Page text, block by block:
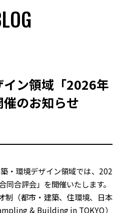
ン領域「2026年
のお知らせ
・環境デザイン領域では、202
合評会」を開催いたします。
制（都市・建築、住環境、日本
& Building in TOKYO）